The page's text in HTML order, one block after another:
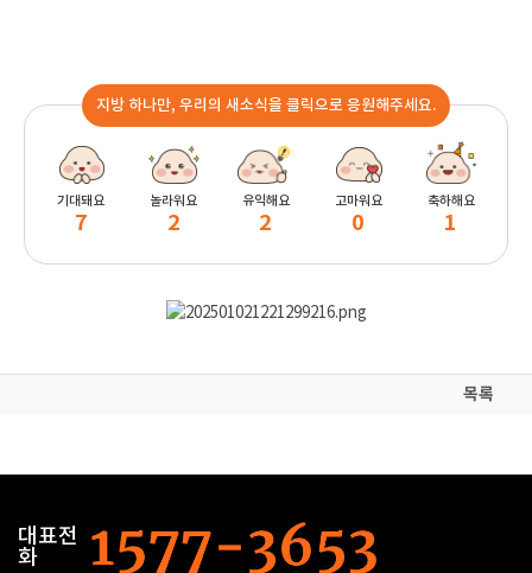
지방 하나만, 우리의 새소식을 클릭으로 응원해주세요.
기대돼요
7
놀라워요
2
유익해요
2
고마워요
0
축하해요
1
목록
대표전
화